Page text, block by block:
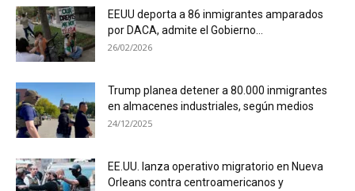
EEUU deporta a 86 inmigrantes amparados
por DACA, admite el Gobierno...
26/02/2026
Trump planea detener a 80.000 inmigrantes
en almacenes industriales, según medios
24/12/2025
EE.UU. lanza operativo migratorio en Nueva
Orleans contra centroamericanos y